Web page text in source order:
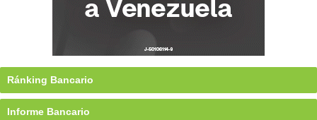
Ránking Bancario
Informe Bancario